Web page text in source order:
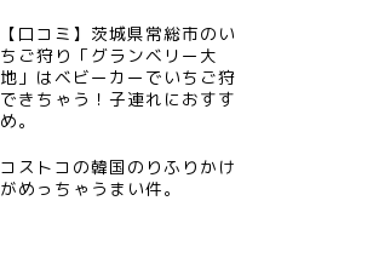
【口コミ】茨城県常総市のい
ちご狩り「グランベリー大
地」はベビーカーでいちご狩
できちゃう！子連れにおすす
め。
コストコの韓国のりふりかけ
がめっちゃうまい件。